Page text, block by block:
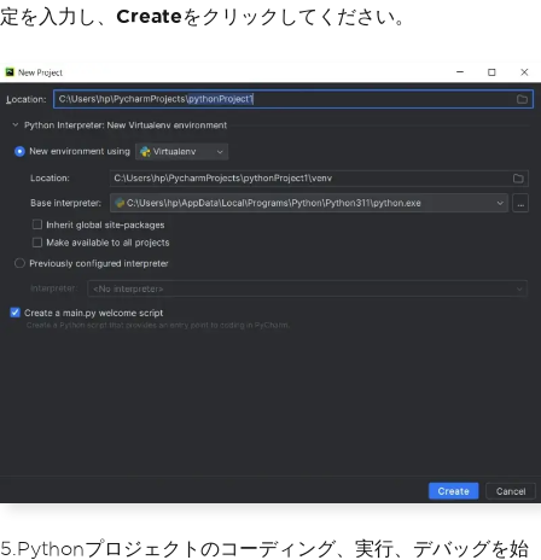
定を入力し、 Createをクリックしてください。
5.Pythonプロジェクトのコーディング、実行、デバッグを始